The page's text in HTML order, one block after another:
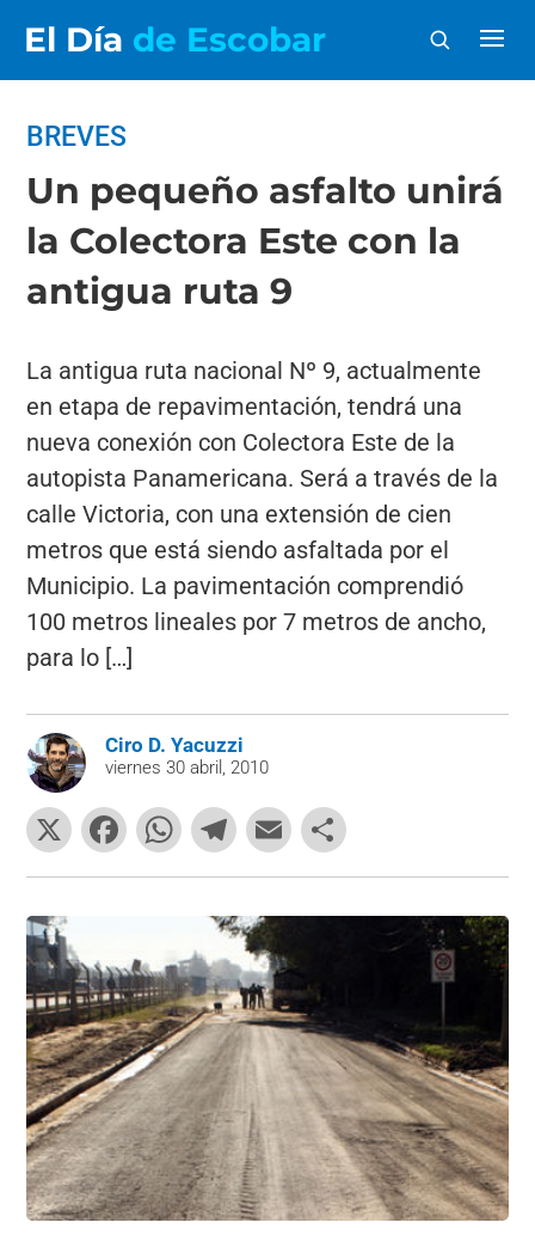
El Día de Escobar
BREVES
Un pequeño asfalto unirá
la Colectora Este con la
antigua ruta 9
La antigua ruta nacional Nº 9, actualmente
en etapa de repavimentación, tendrá una
nueva conexión con Colectora Este de la
autopista Panamericana. Será a través de la
calle Victoria, con una extensión de cien
metros que está siendo asfaltada por el
Municipio. La pavimentación comprendió
100 metros lineales por 7 metros de ancho,
para lo […]
Ciro D. Yacuzzi
viernes 30 abril, 2010
X
F
a
b
o
o
k
W
h
at
s
A
p
p
T
el
e
gr
a
m
E
m
ai
o
m